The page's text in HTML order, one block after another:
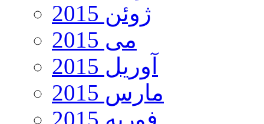
ژوئن 2015
می 2015
آوریل 2015
مارس 2015